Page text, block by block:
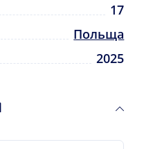
17
Польща
2025